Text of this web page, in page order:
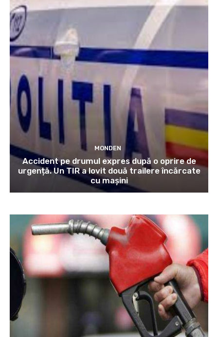
MONDEN
Accident pe drumul expres după o oprire de
urgență. Un TIR a lovit două trailere încărcate
cu mașini